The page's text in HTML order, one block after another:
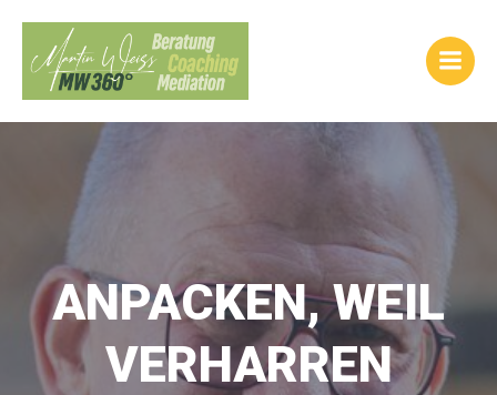
springen
ANPACKEN, WEIL
VERHARREN